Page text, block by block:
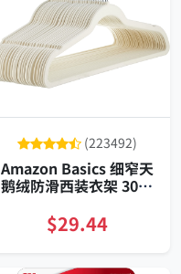
(223492)
Amazon Basics 细窄天
鹅绒防滑西装衣架 30支
$29.44